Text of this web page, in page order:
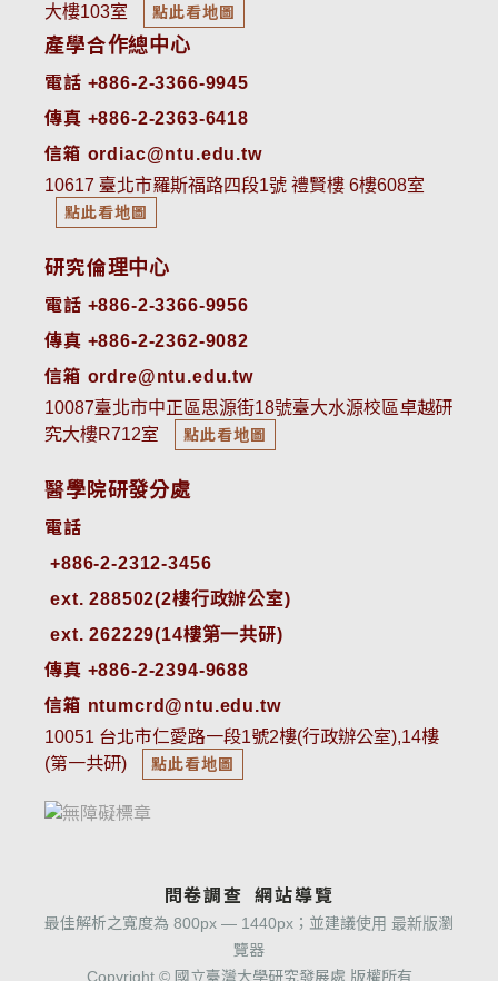
大樓103室
點此看地圖
產學合作總中心
電話 +886-2-3366-9945
傳真 +886-2-2363-6418
信箱 ordiac@ntu.edu.tw
10617 臺北市羅斯福路四段1號 禮賢樓 6樓608室
點此看地圖
研究倫理中心
電話 +886-2-3366-9956
傳真 +886-2-2362-9082
信箱 ordre@ntu.edu.tw
10087臺北市中正區思源街18號臺大水源校區卓越研
究大樓R712室
點此看地圖
醫學院研發分處
電話
ext. 288502(2樓行政辦公室)
ext. 262229(14樓第一共研)
傳真 +886-2-2394-9688
信箱 ntumcrd@ntu.edu.tw
10051 台北市仁愛路一段1號2樓(行政辦公室),14樓
(第一共研)
點此看地圖
問卷調查 網站導覽
最佳解析之寬度為 800px — 1440px；並建議使用 最新版瀏
覽器
Copyright © 國立臺灣大學研究發展處 版權所有